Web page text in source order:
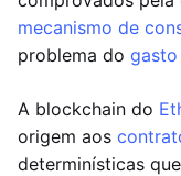
mecanismo de
problema do
A blockchain do
origem aos
determinísticas